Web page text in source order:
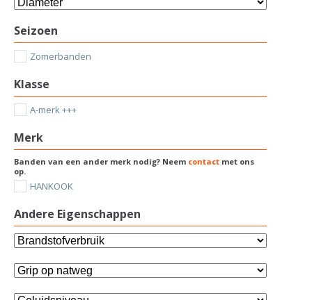
Seizoen
Zomerbanden
Klasse
A-merk +++
Merk
Banden van een ander merk nodig? Neem contact met ons
op.
HANKOOK
Andere Eigenschappen